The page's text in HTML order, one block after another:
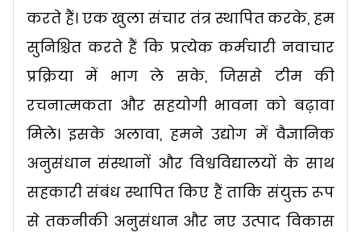
करते हैं। एक खुला संचार तंत्र स्थापित करके, हम
सुनिश्चित करते हैं कि प्रत्येक कर्मचारी नवाचार
प्रक्रिया में भाग ले सके, जिससे टीम की
रचनात्मकता और सहयोगी भावना को बढ़ावा
मिले। इसके अलावा, हमने उद्योग में वैज्ञानिक
अनुसंधान संस्थानों और विश्वविद्यालयों के साथ
सहकारी संबंध स्थापित किए हैं ताकि संयुक्त रूप
से तकनीकी अनुसंधान और नए उत्पाद विकास